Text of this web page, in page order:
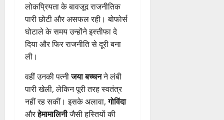
लोकप्रियता के बावजूद राजनीतिक
पारी छोटी और असफल रही। बोफोर्स
घोटाले के समय उन्होंने इस्तीफा दे
दिया और फिर राजनीति से दूरी बना
ली।
वहीं उनकी पत्नीजया बच्चनने लंबी
पारी खेली, लेकिन पूरी तरह स्वतंत्र
नहीं रह सकीं। इसके अलावा,गोविंदा
औरहेमामालिनीजैसी हस्तियों की